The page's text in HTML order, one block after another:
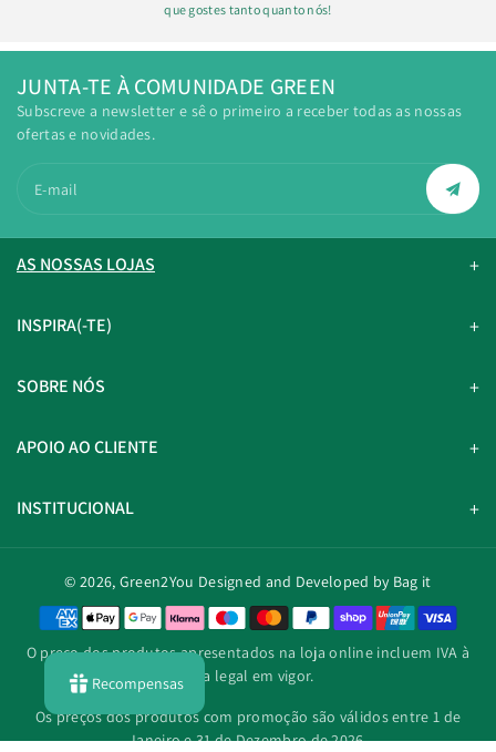
que gostes tanto quanto nós!
JUNTA-TE À COMUNIDADE GREEN
Subscreve a newsletter e sê o primeiro a receber todas as nossas
ofertas e novidades.
E-mail
AS NOSSAS LOJAS
INSPIRA(-TE)
SOBRE NÓS
APOIO AO CLIENTE
INSTITUCIONAL
© 2026, Green2You Designed and Developed by Bag it
M
t
o
O preço dos produtos apresentados na loja online incluem IVA à
taxa legal em vigor.
Os preços dos produtos com promoção são válidos entre 1 de
Janeiro e 31 de Dezembro de 2026.
Recompensas